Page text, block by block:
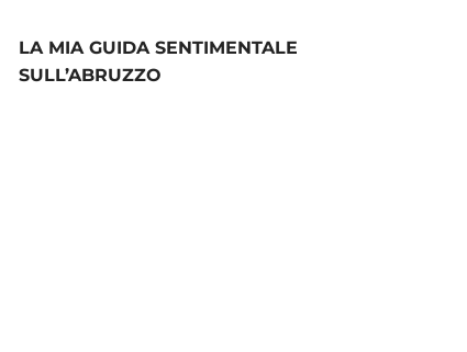
LA MIA GUIDA SENTIMENTALE
SULL’ABRUZZO